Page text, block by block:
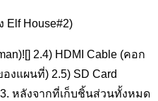
Elf House#2)
2.4) HDMI Cable (คอก
งแผนที่) 2.5) SD Card
หลังจากที่เก็บชิ้นส่วนทั้งหมด